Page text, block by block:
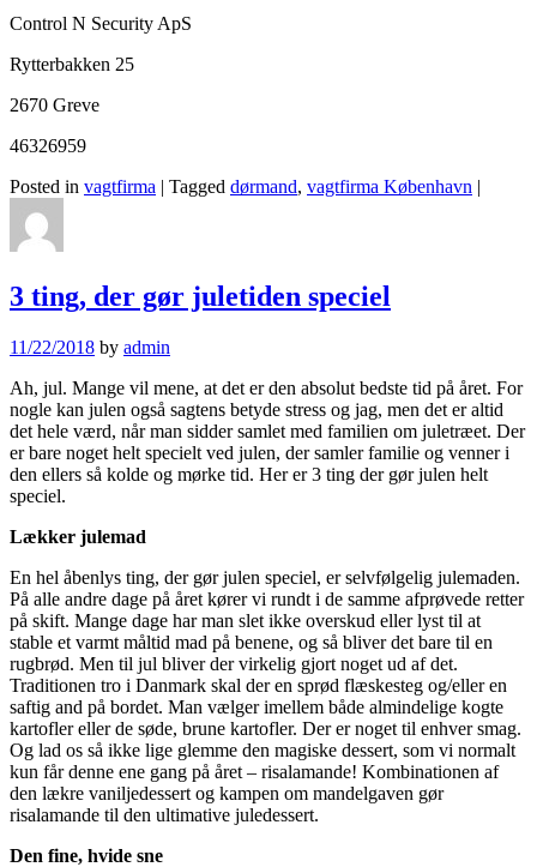
Control N Security ApS
Rytterbakken 25
2670 Greve
46326959
Posted in vagtfirma | Tagged dørmand, vagtfirma København |
3 ting, der gør juletiden speciel
11/22/2018 by admin
Ah, jul. Mange vil mene, at det er den absolut bedste tid på året. For
nogle kan julen også sagtens betyde stress og jag, men det er altid
det hele værd, når man sidder samlet med familien om juletræet. Der
er bare noget helt specielt ved julen, der samler familie og venner i
den ellers så kolde og mørke tid. Her er 3 ting der gør julen helt
speciel.
Lækker julemad
En hel åbenlys ting, der gør julen speciel, er selvfølgelig julemaden.
På alle andre dage på året kører vi rundt i de samme afprøvede retter
på skift. Mange dage har man slet ikke overskud eller lyst til at
stable et varmt måltid mad på benene, og så bliver det bare til en
rugbrød. Men til jul bliver der virkelig gjort noget ud af det.
Traditionen tro i Danmark skal der en sprød flæskesteg og/eller en
saftig and på bordet. Man vælger imellem både almindelige kogte
kartofler eller de søde, brune kartofler. Der er noget til enhver smag.
Og lad os så ikke lige glemme den magiske dessert, som vi normalt
kun får denne ene gang på året – risalamande! Kombinationen af
den lækre vaniljedessert og kampen om mandelgaven gør
risalamande til den ultimative juledessert.
Den fine, hvide sne